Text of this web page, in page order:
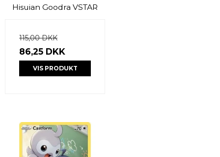
Hisuian Goodra VSTAR
115,00 DKK
86,25 DKK
VIS PRODUKT